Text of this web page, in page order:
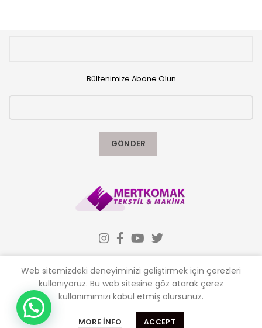
Almak istediğiniz makinaları sitemizden ,
satmak istediğiniz makinaları bizlere
Bültenimize Abone Olun
İLETIŞIM
Web sitemizdeki deneyiminizi geliştirmek için çerezleri
kullanıyoruz. Bu web sitesine göz atarak çerez
kullanımımızı kabul etmiş olursunuz.
MORE INFO ACCEPT